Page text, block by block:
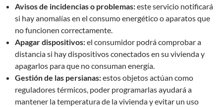
Avisos de incidencias o problemas:este servicio notificará
si hay anomalías en el consumo energético o aparatos que
no funcionen correctamente.
Apagar dispositivos:el consumidor podrá comprobar a
distancia si hay dispositivos conectados en su vivienda y
apagarlos para que no consuman energía.
Gestión de las persianas:estos objetos actúan como
reguladores térmicos, poder programarlas ayudará a
mantener la temperatura de la vivienda y evitar un uso